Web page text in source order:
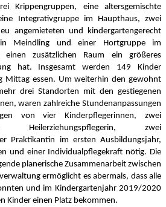
Krippengruppen, eine altersgemischte
Integrativgruppe im Haupthaus, zwei
angemieteten und kindergartengerecht
in Meindling und einer Hortgruppe im
einen zusätzlichen Raum ein größeres
hat. Insgesamt werden 149 Kinder
Mittag essen. Um weiterhin den gewohnt
drei Standorten mit den gestiegenen
waren zahlreiche Stundenanpassungen
von vier Kinderpflegerinnen, zwei
Heilerziehungspflegerin, zwei
Praktikantin im ersten Ausbildungsjahr,
und einer Individualpflegekraft nötig. Die
planerische Zusammenarbeit zwischen
ermöglicht es abermals, dass alle
und im Kindergartenjahr 2019/2020
Kinder einen Platz bekommen.